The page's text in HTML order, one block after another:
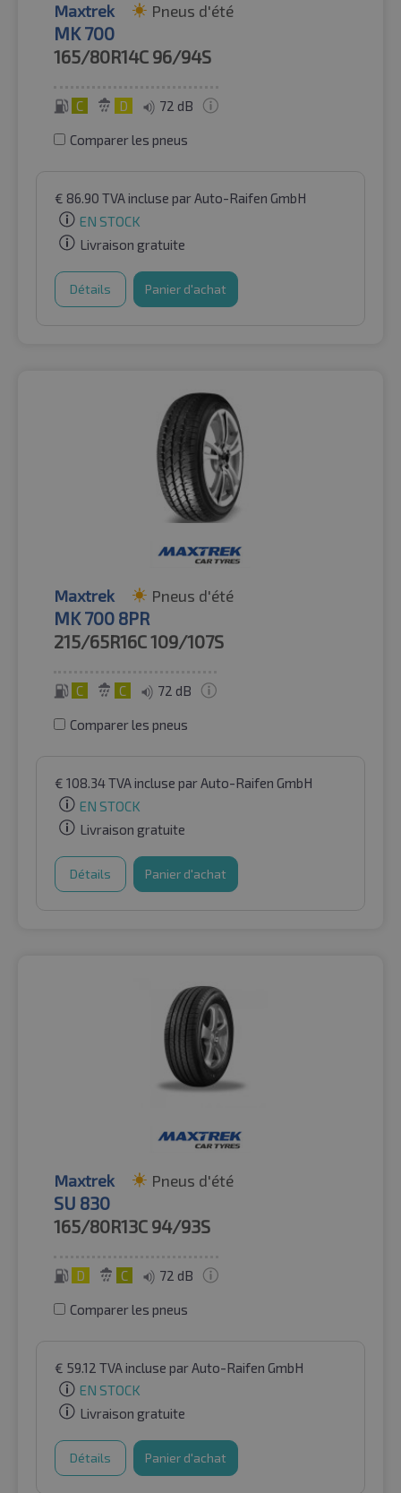
Maxtrek Pneus d'été
MK 700
165/80R14C 96/94S
C D 72 dB
Comparer les pneus
€ 86.90 TVA incluse par Auto-Raifen GmbH
EN STOCK
Livraison gratuite
Détails Panier d'achat
Maxtrek Pneus d'été
MK 700 8PR
215/65R16C109/107S
C C 72 dB
Comparer les pneus
€ 108.34TVA incluse par Auto-Raifen GmbH
EN STOCK
Livraison gratuite
Détails Panier d'achat
Maxtrek Pneus d'été
SU 830
165/80R13C 94/93S
D C 72 dB
Comparer les pneus
€ 59.12 TVA incluse par Auto-Raifen GmbH
EN STOCK
Livraison gratuite
Détails Panier d'achat